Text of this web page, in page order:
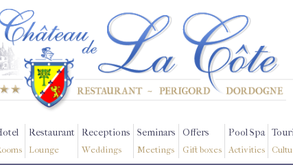
Restaurant
Lounge
Receptions
Weddings
Seminars
Meetings
Offers
Gift boxes
Pool Spa
Activities